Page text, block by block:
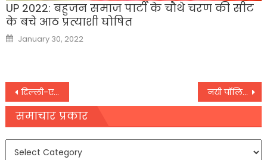
UP 2022: बहुजन समाज पार्टी के चौथे चरण की सीट
के बचे आठ प्रत्याशी घोषित
Posted
on
January 30, 2022
Post
navigation
दिल्ली-एनसीआर में भीषण ठंड नयी पॉलिसीसे व्हाट्सएप को भारतमें नुकसान
समाचार प्रकार
समाचार